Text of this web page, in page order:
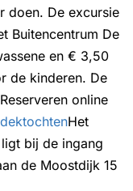
doen. De excursie
Buitencentrum De
en € 3,50
de kinderen. De
online
Het
bij de ingang
de Moostdijk 15